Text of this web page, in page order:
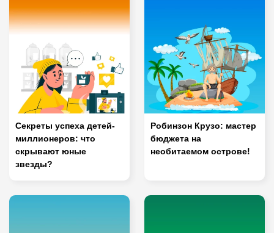
Секреты успеха детей-
миллионеров: что
скрывают юные
звезды?
Робинзон Крузо: мастер
бюджета на
необитаемом острове!